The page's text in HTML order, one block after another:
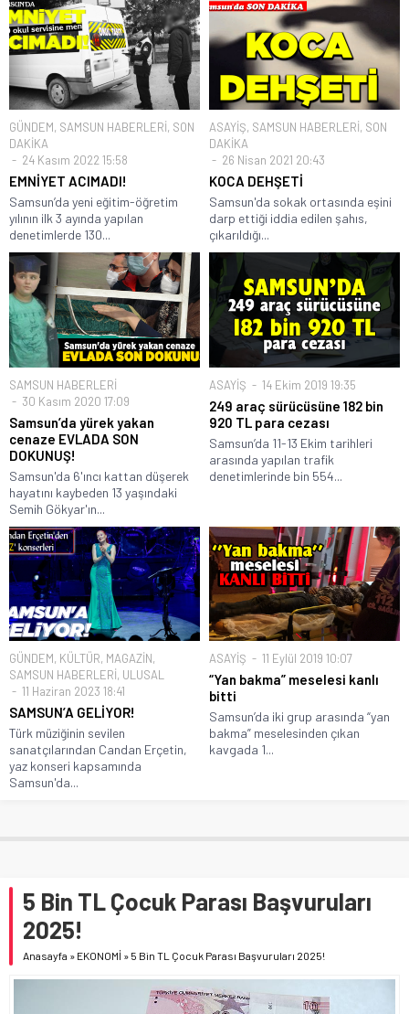
GÜNDEM, SAMSUN HABERLERİ, SON
DAKİKA
24 Kasım 2022 15:58
EMNİYET ACIMADI!
Samsun’da yeni eğitim-öğretim
yılının ilk 3 ayında yapılan
denetimlerde 130...
ASAYİŞ, SAMSUN HABERLERİ, SON
DAKİKA
26 Nisan 2021 20:43
KOCA DEHŞETİ
Samsun'da sokak ortasında eşini
darp ettiği iddia edilen şahıs,
çıkarıldığı...
SAMSUN HABERLERİ
30 Kasım 2020 17:09
Samsun’da yürek yakan
cenaze EVLADA SON
DOKUNUŞ!
Samsun'da 6'ıncı kattan düşerek
hayatını kaybeden 13 yaşındaki
Semih Gökyar'ın...
ASAYİŞ 14 Ekim 2019 19:35
249 araç sürücüsüne 182 bin
920 TL para cezası
Samsun’da 11-13 Ekim tarihleri
arasında yapılan trafik
denetimlerinde bin 554...
GÜNDEM, KÜLTÜR, MAGAZİN,
SAMSUN HABERLERİ, ULUSAL
11 Haziran 2023 18:41
SAMSUN’A GELİYOR!
Türk müziğinin sevilen
sanatçılarından Candan Erçetin,
yaz konseri kapsamında
Samsun'da...
ASAYİŞ 11 Eylül 2019 10:07
“Yan bakma” meselesi kanlı
bitti
Samsun’da iki grup arasında “yan
bakma” meselesinden çıkan
kavgada 1...
5 Bin TL Çocuk Parası Başvuruları
2025!
Anasayfa » EKONOMİ » 5 Bin TL Çocuk Parası Başvuruları 2025!